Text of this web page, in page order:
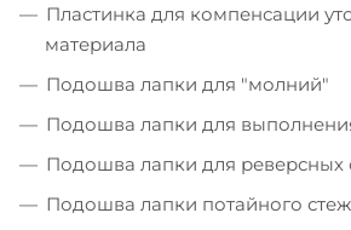
Пластинка для компенсации
материала
Подошва лапки для "молний"
Подошва лапки для
Подошва лапки для реверсных
Подошва лапки потайного